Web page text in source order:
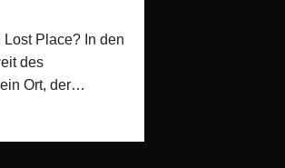
Place? In den
des
Ort, der…